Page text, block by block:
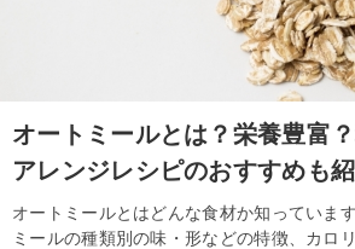
オートミールとは？栄養豊富
アレンジレシピのおすすめも紹
オートミールとはどんな食材か知っていま
ミールの種類別の味・形などの特徴、カロ